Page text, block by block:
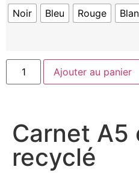
Noir Bleu Rouge
Ajouter au panier
Carnet A5
recyclé